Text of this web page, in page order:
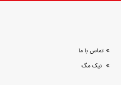
تماس با ما
نیک مگ